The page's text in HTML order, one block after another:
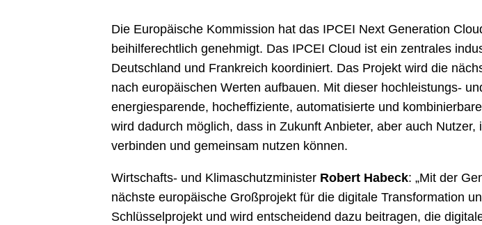
Die Europäische Kommission hat das IPCEI Next Generation
beihilferechtlich genehmigt. Das IPCEI Cloud ist ein zentrales
Deutschland und Frankreich koordiniert. Das Projekt wird die
nach europäischen Werten aufbauen. Mit dieser hochleistungs-
energiesparende, hocheffiziente, automatisierte und
wird dadurch möglich, dass in Zukunft Anbieter, aber auch
verbinden und gemeinsam nutzen können.
Wirtschafts- und Klimaschutzminister Robert Habeck: „Mit der
nächste europäische Großprojekt für die digitale Transformation
Schlüsselprojekt und wird entscheidend dazu beitragen, die